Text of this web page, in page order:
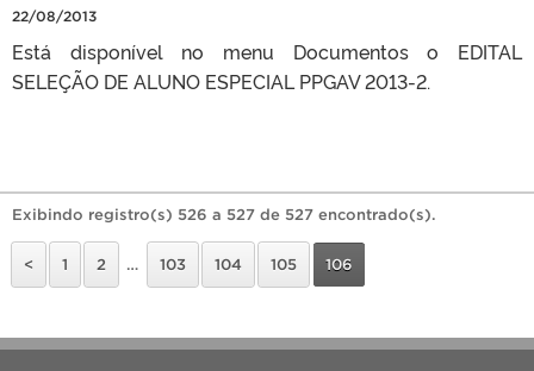
22/08/2013
Está disponível no menu Documentos o EDITAL
SELEÇÃO DE ALUNO ESPECIAL PPGAV 2013-2.
Exibindo registro(s) 526 a 527 de 527 encontrado(s).
< 1 2 … 103 104 105 106